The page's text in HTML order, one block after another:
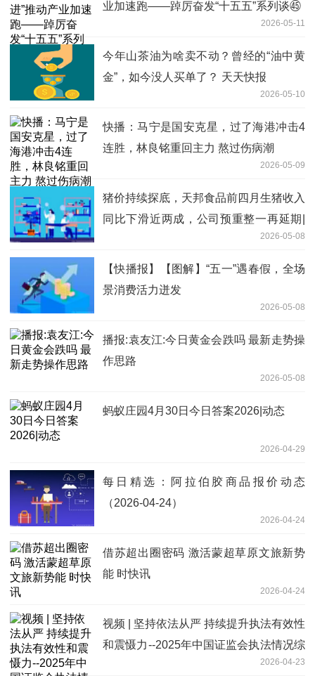
业加速跑——踔厉奋发“十五五”系列谈㊺
2026-05-11
今年山茶油为啥卖不动？曾经的“油中黄
金”，如今没人买单了？ 天天快报
2026-05-10
快播：马宁是国安克星，过了海港冲击4
连胜，林良铭重回主力 熬过伤病潮
2026-05-09
猪价持续探底，天邦食品前四月生猪收入
同比下滑近两成，公司预重整一再延期|
2026-05-08
【快播报】【图解】“五一”遇春假，全场
景消费活力迸发
2026-05-08
播报:袁友江:今日黄金会跌吗 最新走势操
作思路
2026-05-08
蚂蚁庄园4月30日今日答案2026|动态
2026-04-29
每日精选：阿拉伯胶商品报价动态
（2026-04-24）
2026-04-24
借苏超出圈密码 激活蒙超草原文旅新势
能 时快讯
2026-04-24
视频 | 坚持依法从严 持续提升执法有效性
和震慑力--2025年中国证监会执法情况综
2026-04-23